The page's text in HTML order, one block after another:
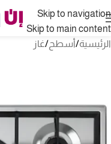
Skip to navigation
Skip to main content
الرئيسية/أسطح/غاز